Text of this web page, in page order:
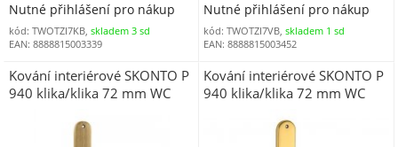
Nutné přihlášení pro nákup
kód: TWOTZI7KB, skladem 3 sd
EAN: 8888815003339
Nutné přihlášení pro nákup
kód: TWOTZI7VB,skladem 1 sd
EAN: 8888815003452
Kování interiérové SKONTO P
940 klika/klika 72 mm WC
Kování interiérové SKONTO P
940 klika/klika 72 mm WC